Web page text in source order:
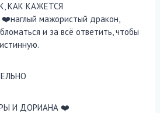
КАК КАЖЕТСЯ
мажористый дракон,
и за всё ответить, чтобы
И ДОРИАНА ❤️